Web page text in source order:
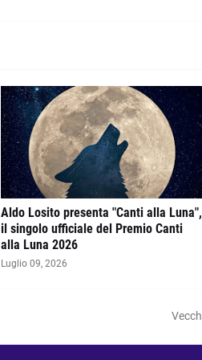
Aldo Losito presenta "Canti alla Luna",
il singolo ufficiale del Premio Canti
alla Luna 2026
Luglio 09, 2026